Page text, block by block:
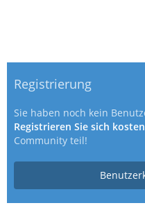
Registrierung
Sie haben noch kein
Registrieren Sie sich
Community teil!